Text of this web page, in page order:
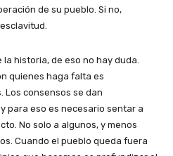
de su pueblo. Si no,
historia, de eso no hay duda.
quienes haga falta es
Los consensos se dan
para eso es necesario sentar a
No solo a algunos, y menos
Cuando el pueblo queda fuera